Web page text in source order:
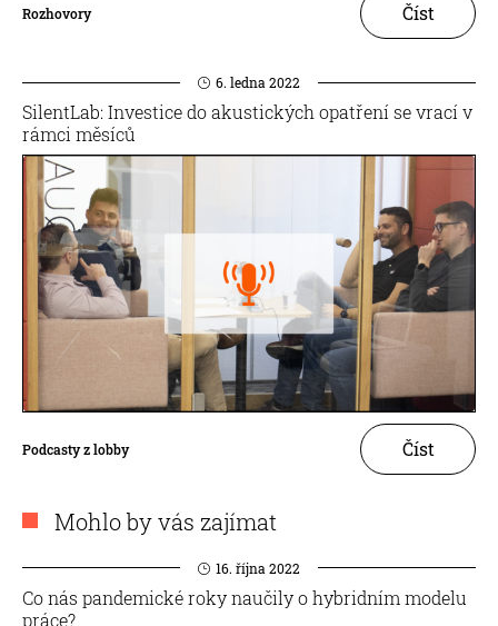
Rozhovory Číst
6. ledna 2022
SilentLab: Investice do akustických opatření se vrací v
rámci měsíců
Podcasty z lobby Číst
Mohlo by vás zajímat
16. října 2022
Co nás pandemické roky naučily o hybridním modelu
práce?